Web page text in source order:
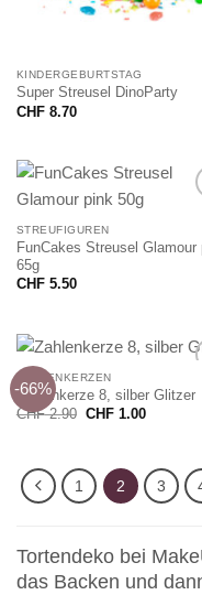
KINDERGEBURTSTAG
Super Streusel DinoParty
CHF8.70
STREUFIGUREN
FunCakes Streusel Glamour
65g
CHF5.50
-66%
ZAHLENKERZEN
Zahlenkerze 8, silber Glitzer
CHF2.90 Ursprünglicher
CHF1.00Aktueller
1 2 3
Tortendeko bei
das Backen und